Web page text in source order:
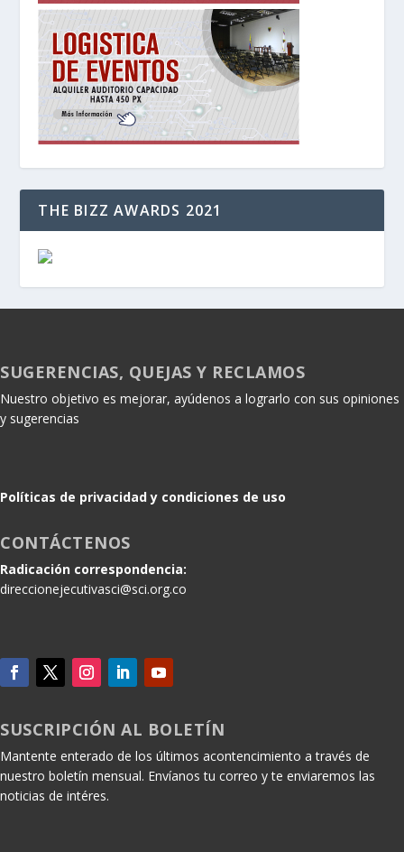
THE BIZZ AWARDS 2021
SUGERENCIAS, QUEJAS Y RECLAMOS
Nuestro objetivo es mejorar, ayúdenos a lograrlo con sus opiniones
y sugerencias
Políticas de privacidad y condiciones de uso
CONTÁCTENOS
Radicación correspondencia:
direccionejecutivasci@sci.org.co
SUSCRIPCIÓN AL BOLETÍN
Mantente enterado de los últimos acontencimiento a través de
nuestro boletín mensual. Envíanos tu correo y te enviaremos las
noticias de intéres.